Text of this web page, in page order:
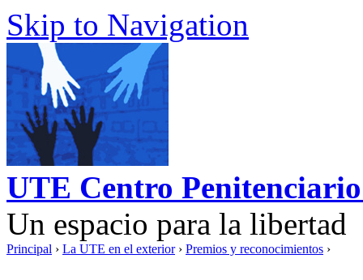
Skip to Navigation
UTE Centro
Un espacio para la libertad
Principal › La UTE en el exterior› Premios y reconocimientos ›